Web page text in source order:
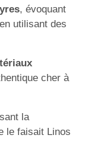
, évoquant
utilisant des
cher à
la
le faisait Linos